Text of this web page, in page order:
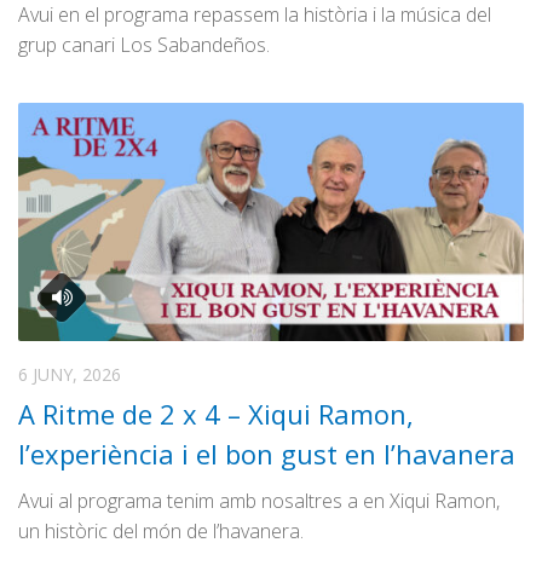
Avui en el programa repassem la història i la música del
grup canari Los Sabandeños.
6 JUNY, 2026
A Ritme de 2 x 4 – Xiqui Ramon,
l’experiència i el bon gust en l’havanera
Avui al programa tenim amb nosaltres a en Xiqui Ramon,
un històric del món de l’havanera.